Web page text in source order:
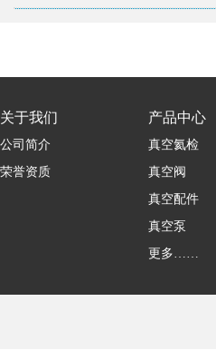
关于我们
公司简介
荣誉资质
产品中心
真空氦检
真空阀
真空配件
真空泵
更多……